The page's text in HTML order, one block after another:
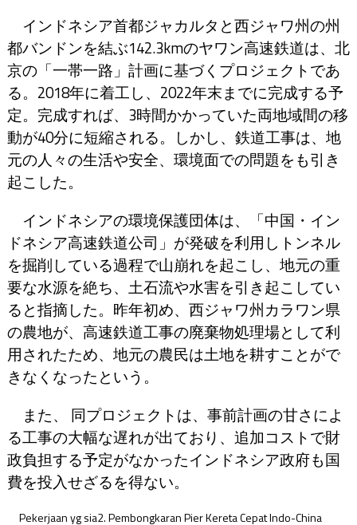
インドネシア首都ジャカルタと西ジャワ州の州
都バンドンを結ぶ142.3kmのヤワン高速鉄道は、北
京の「一帯一路」計画に基づくプロジェクトであ
る。2018年に着工し、2022年末までに完成する予
定。完成すれば、3時間かかっていた両地域間の移
動が40分に短縮される。しかし、鉄道工事は、地
元の人々の生活や安全、環境面での問題をも引き
起こした。
インドネシアの環境保護団体は、「中国・イン
ドネシア高速鉄道公司」が発破を利用しトンネル
を掘削している過程で山崩れを起こし、地元の重
要な水源を絶ち、土石流や水害を引き起こしてい
ると指摘した。昨年初め、西ジャワ州カラワン県
の農地が、高速鉄道工事の廃棄物処理場として利
用されたため、地元の農民は土地を耕すことがで
きなくなったという。
また、 同プロジェクトは、事前計画の甘さによ
る工事の大幅な遅れが出ており、追加コストで財
政負担する予定がなかったインドネシア政府も国
費を投入せざるを得ない。
Pekerjaan yg sia2. Pembongkaran Pier Kereta Cepat Indo-China